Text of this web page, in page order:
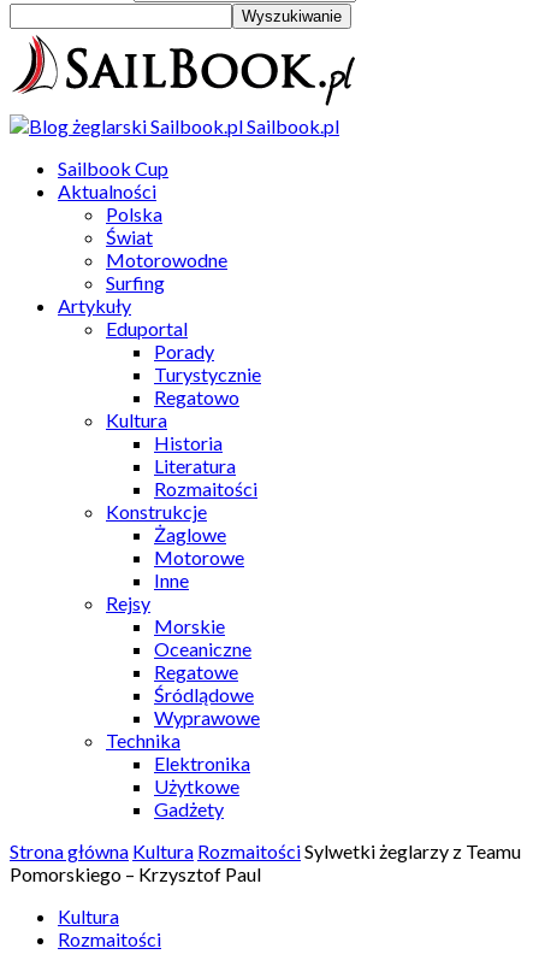
Sailbook.pl
Sailbook Cup
Aktualności
Polska
Świat
Motorowodne
Surfing
Artykuły
Eduportal
Porady
Turystycznie
Regatowo
Kultura
Historia
Literatura
Rozmaitości
Konstrukcje
Żaglowe
Motorowe
Inne
Rejsy
Morskie
Oceaniczne
Regatowe
Śródlądowe
Wyprawowe
Technika
Elektronika
Użytkowe
Gadżety
Strona główna Kultura RozmaitościSylwetki żeglarzy z Teamu
Pomorskiego – Krzysztof Paul
Kultura
Rozmaitości